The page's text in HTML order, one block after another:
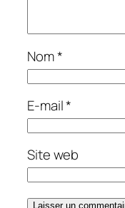
Nom*
E-mail*
Site web